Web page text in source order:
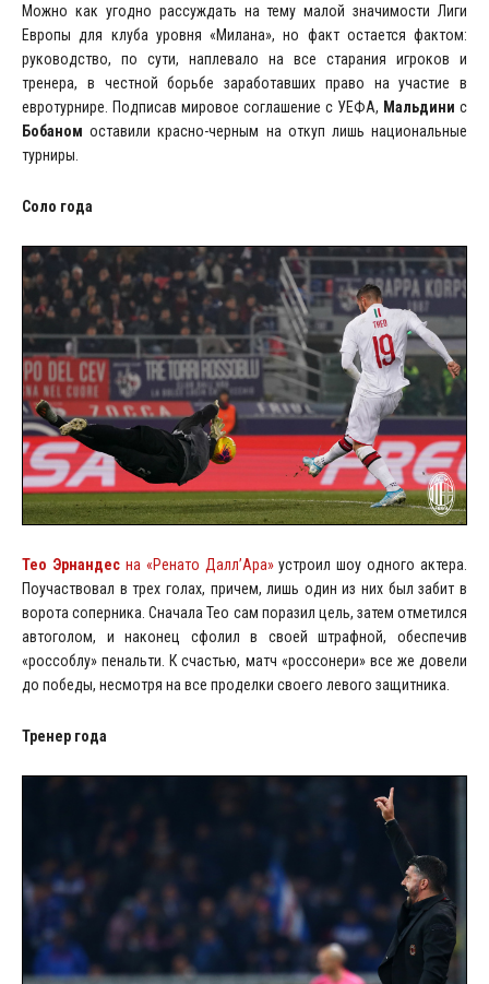
Можно как угодно рассуждать на тему малой значимости Лиги
Европы для клуба уровня «Милана», но факт остается фактом:
руководство, по сути, наплевало на все старания игроков и
тренера, в честной борьбе заработавших право на участие в
евротурнире. Подписав мировое соглашение с УЕФА, Мальдини с
Бобаном оставили красно-черным на откуп лишь национальные
турниры.
Соло года
Тео Эрнандесна «Ренато Далл’Ара»устроил шоу одного актера.
Поучаствовал в трех голах, причем, лишь один из них был забит в
ворота соперника. Сначала Тео сам поразил цель, затем отметился
автоголом, и наконец сфолил в своей штрафной, обеспечив
«россоблу» пенальти. К счастью, матч «россонери» все же довели
до победы, несмотря на все проделки своего левого защитника.
Тренер года